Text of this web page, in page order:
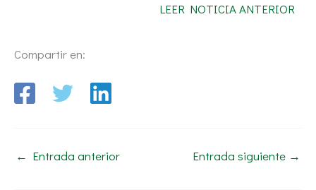
LEER NOTICIA ANTERIOR
Compartir en:
← Entrada anterior Entrada siguiente →